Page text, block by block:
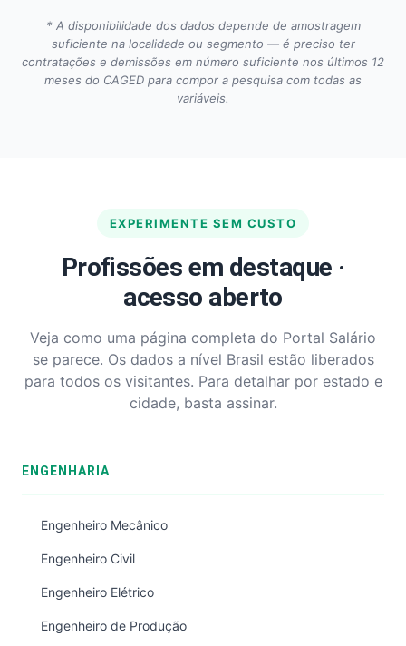
* A disponibilidade dos dados depende de amostragem
suficiente na localidade ou segmento — é preciso ter
contratações e demissões em número suficiente nos últimos 12
meses do CAGED para compor a pesquisa com todas as
variáveis.
EXPERIMENTE SEM CUSTO
Profissões em destaque ·
acesso aberto
Veja como uma página completa do Portal Salário
se parece. Os dados a nível Brasil estão liberados
para todos os visitantes. Para detalhar por estado e
cidade, basta assinar.
ENGENHARIA
Engenheiro Mecânico
Engenheiro Civil
Engenheiro Elétrico
Engenheiro de Produção